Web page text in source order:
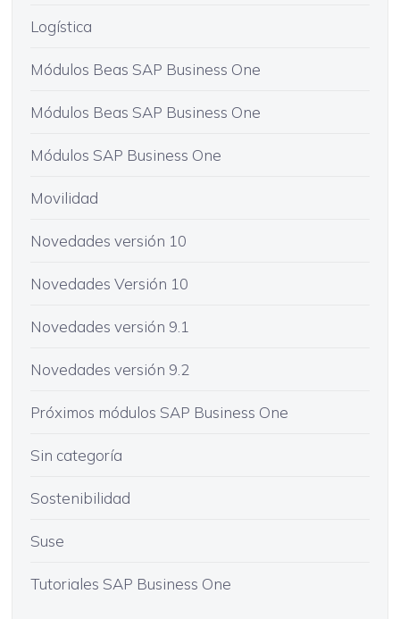
Logística
Módulos Beas SAP Business One
Módulos Beas SAP Business One
Módulos SAP Business One
Movilidad
Novedades versión 10
Novedades Versión 10
Novedades versión 9.1
Novedades versión 9.2
Próximos módulos SAP Business One
Sin categoría
Sostenibilidad
Suse
Tutoriales SAP Business One